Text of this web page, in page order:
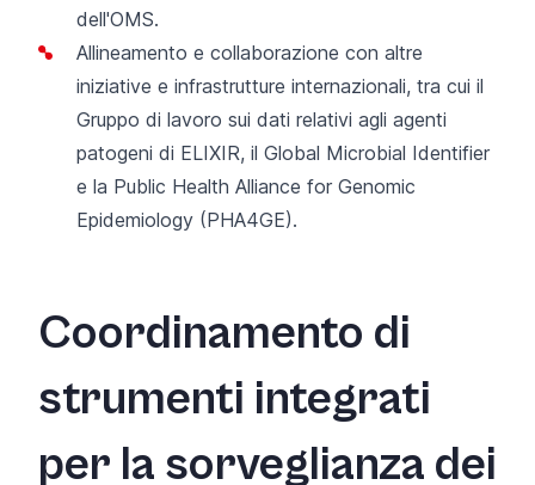
dell'OMS.
Allineamento e collaborazione con altre
iniziative e infrastrutture internazionali, tra cui il
Gruppo di lavoro sui dati relativi agli agenti
patogeni di ELIXIR, il Global Microbial Identifier
e la Public Health Alliance for Genomic
Epidemiology (PHA4GE).
Coordinamento di
strumenti integrati
per la sorveglianza dei